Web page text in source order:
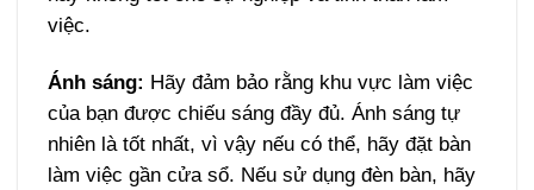
việc.
Ánh sáng: Hãy đảm bảo rằng khu vực làm việc
của bạn được chiếu sáng đầy đủ. Ánh sáng tự
nhiên là tốt nhất, vì vậy nếu có thể, hãy đặt bàn
làm việc gần cửa sổ. Nếu sử dụng đèn bàn, hãy